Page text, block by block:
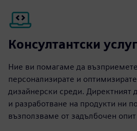
Консултантски
Ние ви помагаме да
персонализирате и
дизайнерски среди. Директният
и разработване на продукти ни
възползваме от задълбочен